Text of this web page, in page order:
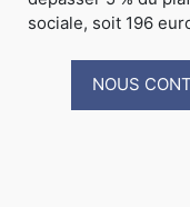
sociale, soit 196
NOUS